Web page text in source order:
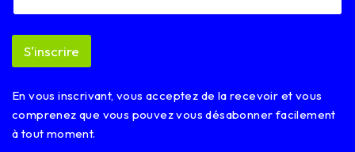
l
E
a
l
S'inscrire
En vous inscrivant, vous acceptez de la recevoir et vous
comprenez que vous pouvez vous désabonner facilement
à tout moment.